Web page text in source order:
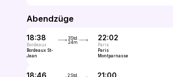
Abendzüge
18:38
Bordeaux
Bordeaux St-
Jean
3Std.
24m
22:02
Paris
Paris
Montparnasse
18:46
2Std.
21:00